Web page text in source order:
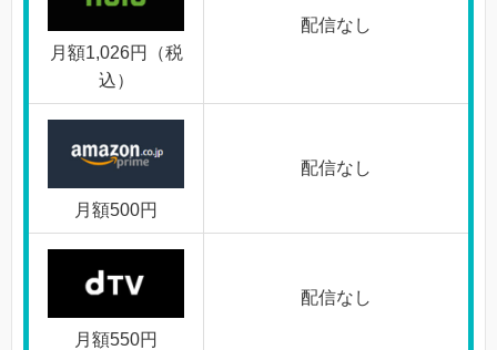
月額1,026円（税
込）
配信なし
月額500円
配信なし
月額550円
配信なし